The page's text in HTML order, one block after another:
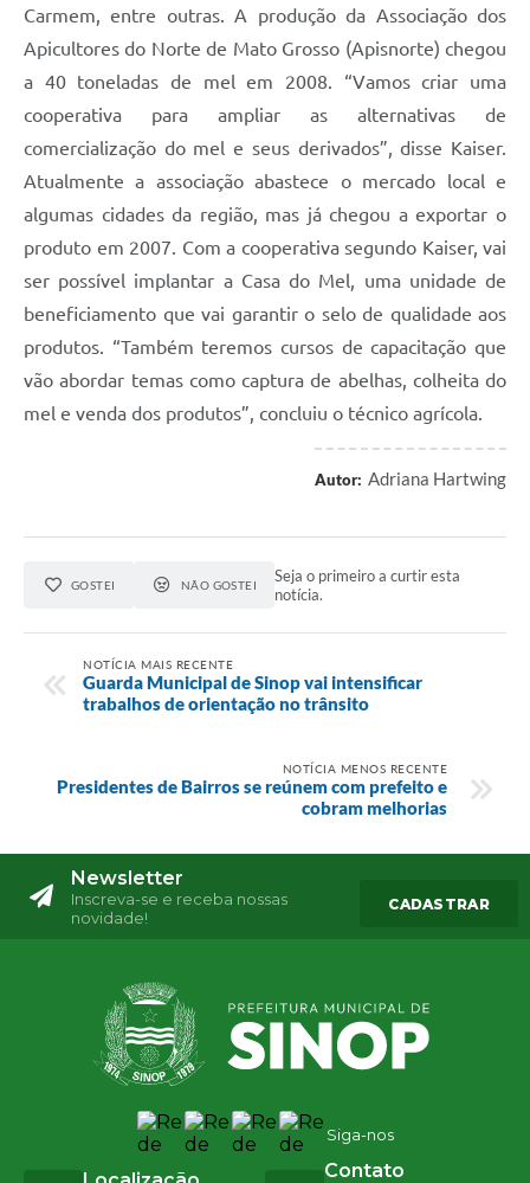
Carmem, entre outras. A produção da Associação dos
Apicultores do Norte de Mato Grosso (Apisnorte) chegou
a 40 toneladas de mel em 2008. “Vamos criar uma
cooperativa para ampliar as alternativas de
comercialização do mel e seus derivados”, disse Kaiser.
Atualmente a associação abastece o mercado local e
algumas cidades da região, mas já chegou a exportar o
produto em 2007. Com a cooperativa segundo Kaiser, vai
ser possível implantar a Casa do Mel, uma unidade de
beneficiamento que vai garantir o selo de qualidade aos
produtos. “Também teremos cursos de capacitação que
vão abordar temas como captura de abelhas, colheita do
mel e venda dos produtos”, concluiu o técnico agrícola.
Autor: Adriana Hartwing
GOSTEI NÃO GOSTEI
Seja o primeiro a curtir esta
notícia.
NOTÍCIA MAIS RECENTE
Guarda Municipal de Sinop vai intensificar
trabalhos de orientação no trânsito
NOTÍCIA MENOS RECENTE
Presidentes de Bairros se reúnem com prefeito e
cobram melhorias
Newsletter
Inscreva-se e receba nossas
novidade!
CADASTRAR
Siga-nos
Contato